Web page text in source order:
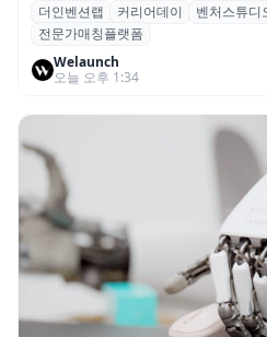
더인벤션랩·커리어데이
칭 플랫폼 ‘파인풀’ 출시
더인벤션랩 커리어데이 벤처스튜디
전문가매칭플랫폼
Welaunch
오늘 오후 1:34